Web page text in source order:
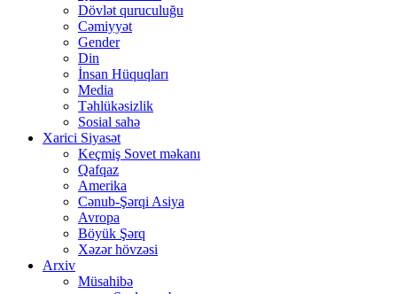
Dövlət quruculuğu
Cəmiyyət
Gender
Din
İnsan Hüquqları
Media
Təhlükəsizlik
Sosial sahə
Xarici Siyasət
Keçmiş Sovet məkanı
Qafqaz
Amerika
Cənub-Şərqi Asiya
Avropa
Böyük Şərq
Xəzər hövzəsi
Arxiv
Müsahibə